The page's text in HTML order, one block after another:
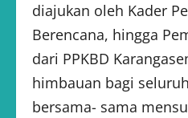
diajukan oleh Kader
Berencana, hingga
dari PPKBD
himbauan bagi
bersama- sama